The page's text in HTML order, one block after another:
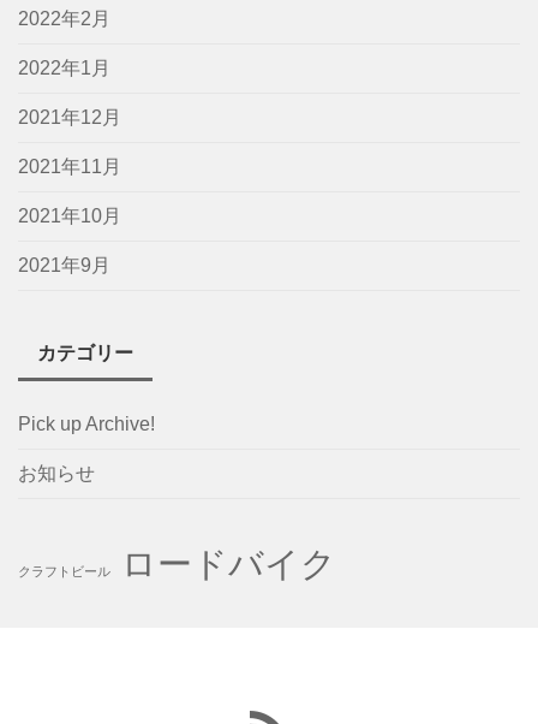
2022年2月
2022年1月
2021年12月
2021年11月
2021年10月
2021年9月
カテゴリー
Pick up Archive!
お知らせ
クラフトビール ロードバイク